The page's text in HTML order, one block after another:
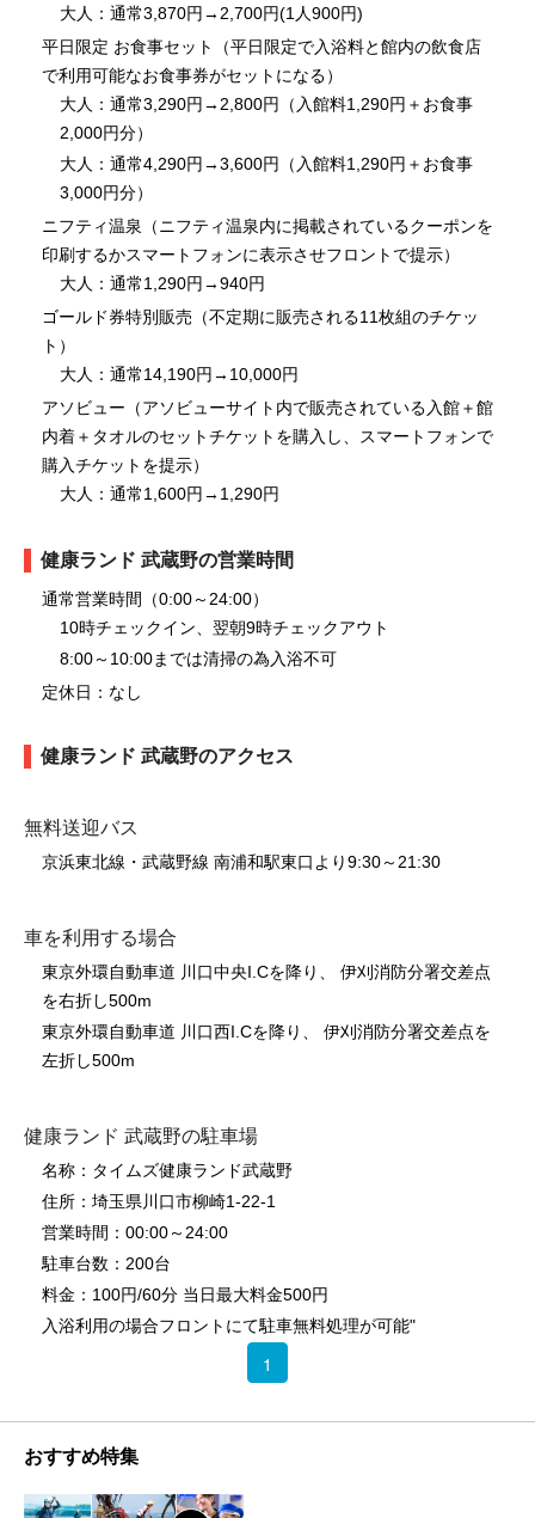
大人：通常3,870円→2,700円(1人900円)
平日限定 お食事セット（平日限定で入浴料と館内の飲食店
で利用可能なお食事券がセットになる）
大人：通常3,290円→2,800円（入館料1,290円＋お食事
2,000円分）
大人：通常4,290円→3,600円（入館料1,290円＋お食事
3,000円分）
ニフティ温泉（ニフティ温泉内に掲載されているクーポンを
印刷するかスマートフォンに表示させフロントで提示）
大人：通常1,290円→940円
ゴールド券特別販売（不定期に販売される11枚組のチケッ
ト）
大人：通常14,190円→10,000円
アソビュー（アソビューサイト内で販売されている入館＋館
内着＋タオルのセットチケットを購入し、スマートフォンで
購入チケットを提示）
大人：通常1,600円→1,290円
健康ランド 武蔵野の営業時間
通常営業時間（0:00～24:00）
10時チェックイン、翌朝9時チェックアウト
8:00～10:00までは清掃の為入浴不可
定休日：なし
健康ランド 武蔵野のアクセス
無料送迎バス
京浜東北線・武蔵野線 南浦和駅東口より9:30～21:30
車を利用する場合
東京外環自動車道 川口中央I.Cを降り、 伊刈消防分署交差点
を右折し500m
東京外環自動車道 川口西I.Cを降り、 伊刈消防分署交差点を
左折し500m
健康ランド 武蔵野の駐車場
名称：タイムズ健康ランド武蔵野
住所：埼玉県川口市柳崎1-22-1
営業時間：00:00～24:00
駐車台数：200台
料金：100円/60分 当日最大料金500円
入浴利用の場合フロントにて駐車無料処理が可能"
1
おすすめ特集